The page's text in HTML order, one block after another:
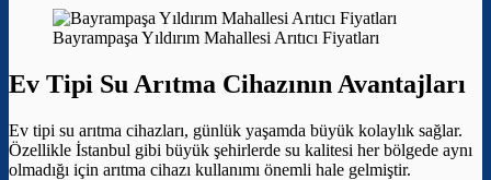
Bayrampaşa Yıldırım Mahallesi Arıtıcı Fiyatları
Ev Tipi Su Arıtma Cihazının Avantajları
Ev tipi su arıtma cihazları, günlük yaşamda büyük kolaylık sağlar.
Özellikle İstanbul gibi büyük şehirlerde su kalitesi her bölgede aynı
olmadığı için arıtma cihazı kullanımı önemli hale gelmiştir.